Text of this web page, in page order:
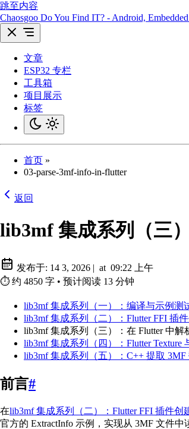
跳至内容
Chaosgoo Do You Find IT? - Android,
文章
ESP32 专栏
工具箱
项目展示
标签
首页 »
03-parse-3mf-info-in-flutter
返回
lib3mf 集成系列（三
发布于: 14 3, 2026 | at 09:22 上午
⏱️ 约 4850 字 • 预计阅读 13 分钟
lib3mf 集成系列（一）：编译与示例测
lib3mf 集成系列（二）：Flutter FFI 插
lib3mf 集成系列（三）：在 Flutter 中解
lib3mf 集成系列（四）：Flutter Texture
lib3mf 集成系列（五）：C++ 提取
前言#
在lib3mf 集成系列（二）：Flutter FFI 插件创
官方的 ExtractInfo 示例，实现从 3MF 文件中